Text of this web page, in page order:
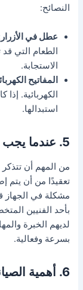
النصائح:
عطل في الأزرار
الطعام التي
الاستجابة.
المفاتيح
الكهربائية.
استبدالها.
5. عندما يجب عليك استدعاء فني متخصص
من المهم أن تتذكر
تعقيدًا من أن
مشكلة في الجهاز
بأحد الفنيين
لديهم الخبرة
بسرعة وفعالية.
6. أهمية الصيانة الوقائية لبوتاجاز “أي كوك”